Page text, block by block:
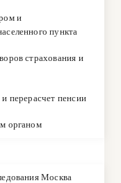
и
пункта
страхования и
перерасчет пенсии
органом
Москва